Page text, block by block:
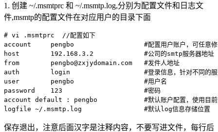
1. 创建 ~/.msmtprc 和 ~/.msmtp.log,分别为配置文件和日志文
件,msmtp的配置文件在对应用户的目录下面
# vi .msmtprc  //配置如下
account     pengbo                  #配置用户账户，可任意
host        192.168.3.2             #公司的smtp服务器地址
from        pengbo@zxjydomain.com   #发件人地址
auth        login                   #登录信息，针对不同的服
user        pengbo                  #用户名
password    123                     #密码
account default : pengbo            #默认账户配置，使用目前
保存退出，注意后面汉字是注释内容，不要写进文件，每行后